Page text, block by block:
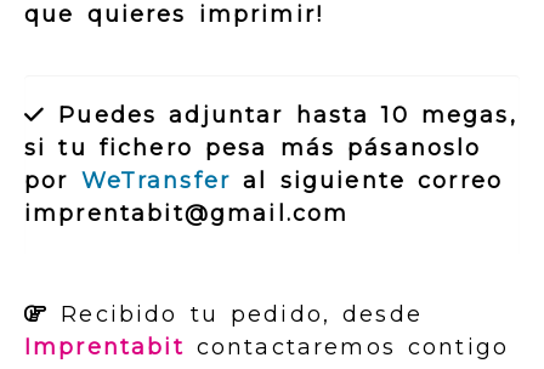
que quieres imprimir!
Puedes adjuntar hasta 10 megas,
si tu fichero pesa más pásanoslo
por WeTransfer al siguiente correo
imprentabit@gmail.com
Recibido tu pedido, desde
Imprentabit contactaremos contigo